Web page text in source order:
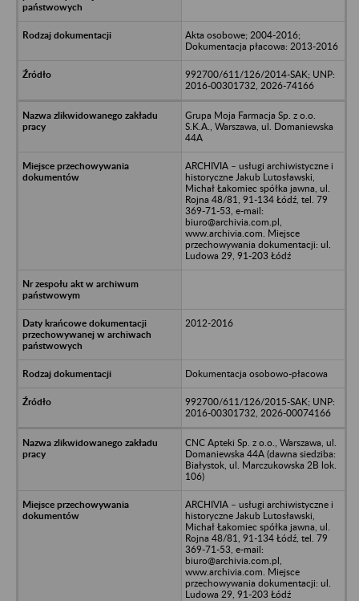
Akta osobowe; 2004-2016;
Dokumentacja płacowa: 2013-2016
992700/611/126/2014-SAK; UNP:
2016-00301732, 2026-74166
Grupa Moja Farmacja Sp. z o.o.
S.K.A., Warszawa, ul. Domaniewska
44A
ARCHIVIA – usługi archiwistyczne i
historyczne Jakub Lutosławski,
Michał Łakomiec spółka jawna, ul.
Rojna 48/81, 91-134 Łódź, tel. 79
369-71-53, e-mail:
biuro@archivia.com.pl,
www.archivia.com. Miejsce
przechowywania dokumentacji: ul.
Ludowa 29, 91-203 Łódź
2012-2016
Dokumentacja osobowo-płacowa
992700/611/126/2015-SAK; UNP:
2016-00301732, 2026-00074166
CNC Apteki Sp. z o.o., Warszawa, ul.
Domaniewska 44A (dawna siedziba:
Białystok, ul. Marczukowska 2B lok.
106)
ARCHIVIA – usługi archiwistyczne i
historyczne Jakub Lutosławski,
Michał Łakomiec spółka jawna, ul.
Rojna 48/81, 91-134 Łódź, tel. 79
369-71-53, e-mail:
biuro@archivia.com.pl,
www.archivia.com. Miejsce
przechowywania dokumentacji: ul.
Ludowa 29, 91-203 Łódź